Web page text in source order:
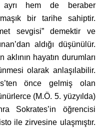
hem de beraber
bir tarihe sahiptir.
sevgisi” demektir ve
aldığı düşünülür.
hayatın durumları
olarak anlaşılabilir.
önce gelmiş olan
(M.Ö. 5. yüzyılda)
Sokrates’in öğrencisi
ile zirvesine ulaşmıştır.